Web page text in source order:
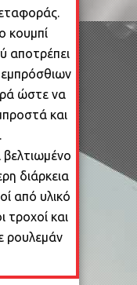
κουμπί
αποτρέπει
ώστε να
και
διάρκεια
από υλικό
τροχοί και
ρουλεμάν